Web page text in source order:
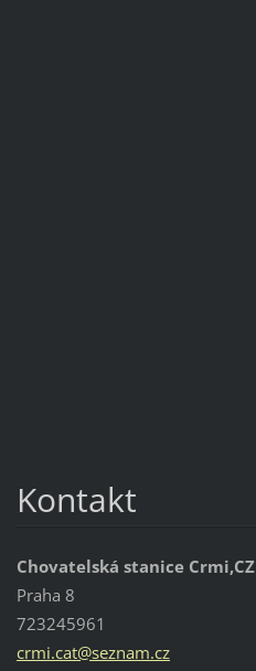
Kontakt
Chovatelská stanice Crmi,CZ
Praha 8
723245961
crmi.cat@seznam.cz